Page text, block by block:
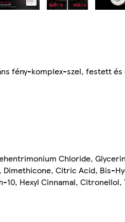
fény-komplex-szel, festett
Chloride,
Citric Acid, Bis-
10, Hexyl Cinnamal,